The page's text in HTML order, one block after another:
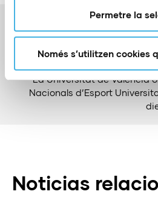
Permetre la
Només s’utilitzen cookies
Més de 2.700 corredors i
Universitat de València
La Universitat de València
Nacionals d’Esport
Noticias